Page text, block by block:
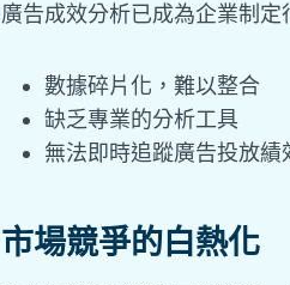
廣告成效分析已成為企業制
數據碎片化，難以整合
缺乏專業的分析工具
無法即時追蹤廣告投放績
市場競爭的白熱化